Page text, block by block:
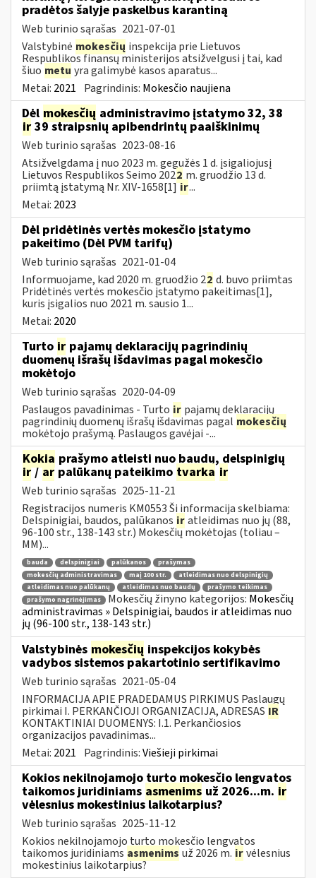
pradėtos šalyje paskelbus karantiną
Web turinio sąrašas 2021-07-01
Valstybinė mokesčių inspekcija prie Lietuvos
Respublikos finansų ministerijos atsižvelgusi į tai, kad
šiuo metu yra galimybė kasos aparatus...
Metai: 2021 Pagrindinis: Mokesčio naujiena
Dėl mokesčių administravimo įstatymo 32, 38
ir 39 straipsnių apibendrintų paaiškinimų
Web turinio sąrašas 2023-08-16
Atsižvelgdama į nuo 2023 m. gegužės 1 d. įsigaliojusį
Lietuvos Respublikos Seimo 2022 m. gruodžio 13 d.
priimtą įstatymą Nr. XIV-1658[1]ir...
Metai: 2023
Dėl pridėtinės vertės mokesčio įstatymo
pakeitimo (Dėl PVM tarifų)
Web turinio sąrašas 2021-01-04
Informuojame, kad 2020 m. gruodžio 22 d. buvo priimtas
Pridėtinės vertės mokesčio įstatymo pakeitimas[1],
kuris įsigalios nuo 2021 m. sausio 1...
Metai: 2020
Turto ir pajamų deklaracijų pagrindinių
duomenų išrašų išdavimas pagal mokesčio
mokėtojo
Web turinio sąrašas 2020-04-09
Paslaugos pavadinimas - Turto ir pajamų deklaracijų
pagrindinių duomenų išrašų išdavimas pagal mokesčių
mokėtojo prašymą. Paslaugos gavėjai -...
Kokia prašymo atleisti nuo baudų, delspinigių
ir/ar palūkanų pateikimo tvarka ir
Web turinio sąrašas 2025-11-21
Registracijos numeris KM0553 Ši informacija skelbiama:
Delspinigiai, baudos, palūkanos iratleidimas nuo jų (88,
96-100 str., 138-143 str.) Mokesčių mokėtojas (toliau –
MM)...
bauda delspinigiai palūkanos
prašymas
mokesčių administravimas
maį 100 str.
atleidimas nuo delspinigių
atleidimas nuo palūkanų
atleidimas nuo baudų
prašymo teikimas
prašymo nagrinėjimas
Mokesčių žinyno kategorijos: Mokesčių
administravimas » Delspinigiai, baudos ir atleidimas nuo
jų (96-100 str., 138-143 str.)
Valstybinės mokesčių inspekcijos kokybės
vadybos sistemos pakartotinio sertifikavimo
Web turinio sąrašas 2021-05-04
INFORMACIJA APIE PRADEDAMUS PIRKIMUS Paslaugų
pirkimai I. PERKANČIOJI ORGANIZACIJA, ADRESAS IR
KONTAKTINIAI DUOMENYS: I.1. Perkančiosios
organizacijos pavadinimas...
Metai: 2021 Pagrindinis:Viešieji pirkimai
Kokios nekilnojamojo turto mokesčio lengvatos
taikomos juridiniams asmenims už 2026...m. ir
vėlesnius mokestinius laikotarpius?
Web turinio sąrašas 2025-11-12
Kokios nekilnojamojo turto mokesčio lengvatos
taikomos juridiniams asmenims už 2026 m. irvėlesnius
mokestinius laikotarpius?